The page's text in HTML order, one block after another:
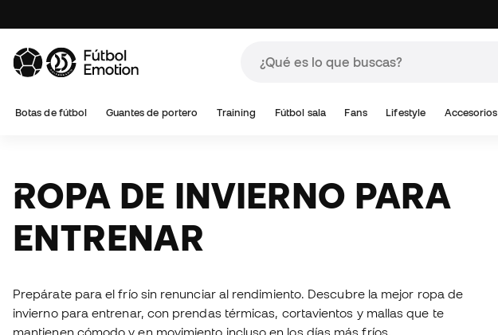
Botas de fútbol Guantes de portero Training Fútbol sala Fans Lifestyle Accesorios
ROPA DE INVIERNO PARA
ENTRENAR
Prepárate para el frío sin renunciar al rendimiento. Descubre la mejor ropa de
invierno para entrenar, con prendas térmicas, cortavientos y mallas que te
mantienen cómodo y en movimiento incluso en los días más fríos.